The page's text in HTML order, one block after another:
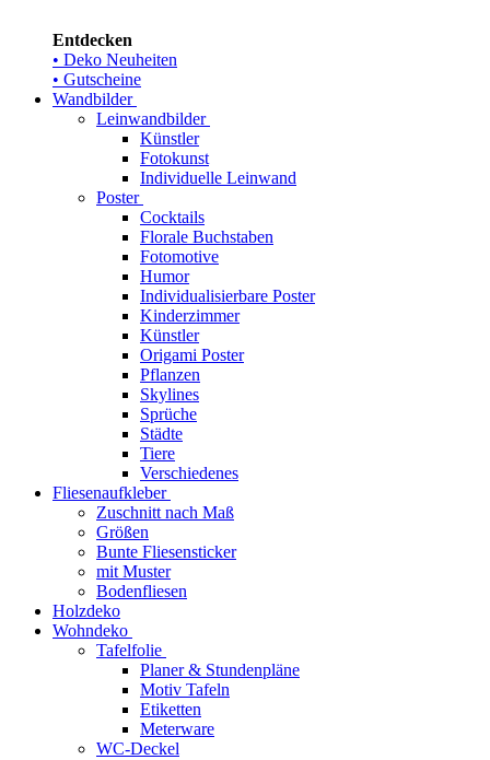
Entdecken
• Deko Neuheiten
• Gutscheine
Wandbilder
Leinwandbilder
Künstler
Fotokunst
Individuelle Leinwand
Poster
Cocktails
Florale Buchstaben
Fotomotive
Humor
Individualisierbare Poster
Kinderzimmer
Künstler
Origami Poster
Pflanzen
Skylines
Sprüche
Städte
Tiere
Verschiedenes
Fliesenaufkleber
Zuschnitt nach Maß
Größen
Bunte Fliesensticker
mit Muster
Bodenfliesen
Holzdeko
Wohndeko
Tafelfolie
Planer & Stundenpläne
Motiv Tafeln
Etiketten
Meterware
WC-Deckel